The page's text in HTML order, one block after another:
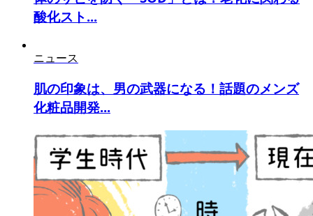
酸化スト...
ニュース
肌の印象は、男の武器になる！話題のメンズ
化粧品開発...